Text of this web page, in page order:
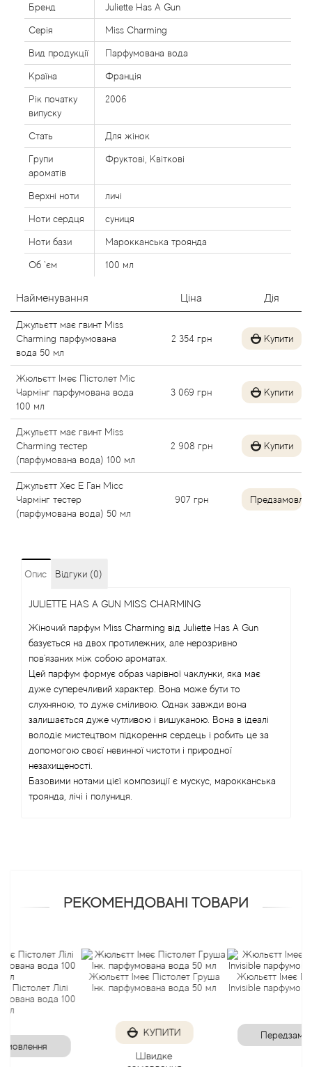
Бренд Juliette Has A Gun
Серія Miss Charming
Вид продукції Парфумована вода
Країна Франція
Рік початку
випуску
2006
Стать Для жінок
Групи
ароматів
Фруктові, Квіткові
Верхні ноти личі
Ноти сердця суниця
Ноти бази Марокканська троянда
Об `єм 100 мл
Найменування Ціна Дія
Джульєтт має гвинт Miss
Charming парфумована
вода 50 мл
2 354 грн Купити
Жюльєтт Імеє Пістолет Міс
Чармінг парфумована вода
100 мл
3 069 грн Купити
Джульєтт має гвинт Miss
Charming тестер
(парфумована вода) 100 мл
2 908 грн Купити
Джульєтт Хес Е Ган Місс
Чармінг тестер
(парфумована вода) 50 мл
907 грн
Опис Відгуки (0)
JULIETTE HAS A GUN MISS CHARMING
Жіночий парфум Miss Charming від Juliette Has A Gun
базується на двох протилежних, але нерозривно
пов'язаних між собою ароматах.
Цей парфум формує образ чарівної чаклунки, яка має
дуже суперечливий характер. Вона може бути то
слухняною, то дуже сміливою. Однак завжди вона
залишається дуже чутливою і вишуканою. Вона в ідеалі
володіє мистецтвом підкорення сердець і робить це за
допомогою своєї невинної чистоти і природної
незахищеності.
Базовими нотами цієї композиції є мускус, марокканська
троянда, лічі і полуниця.
РЕКОМЕНДОВАНІ ТОВАРИ
Лілі
вода 100
Жюльєтт Імеє Пістолет Груша
Інк. парфумована вода 50 мл
КУПИТИ
Швидке
Жюльєтт Імеє
Invisible парфумована
Передзамовлення
Affinessence
Afnan
Agatha Ruiz de la Prada
Agent Provocateur
Agonist
Aigner
Aj Arabia (Widian)
Al Haramain
Al Jazeera
Alaia Paris
Alexandre Barthet
Alexandre J
Alyssa Ashley
American Crew
Amouage
Amouroud
Angel Schlesser
Annick Goutal
Antonia's Flowers